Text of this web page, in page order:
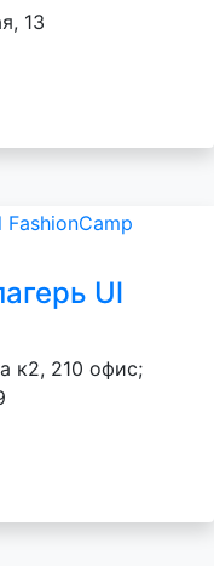
13
Ul
к2, 210 офис;